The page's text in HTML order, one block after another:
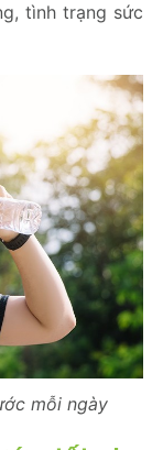
tình trạng sức
mỗi ngày